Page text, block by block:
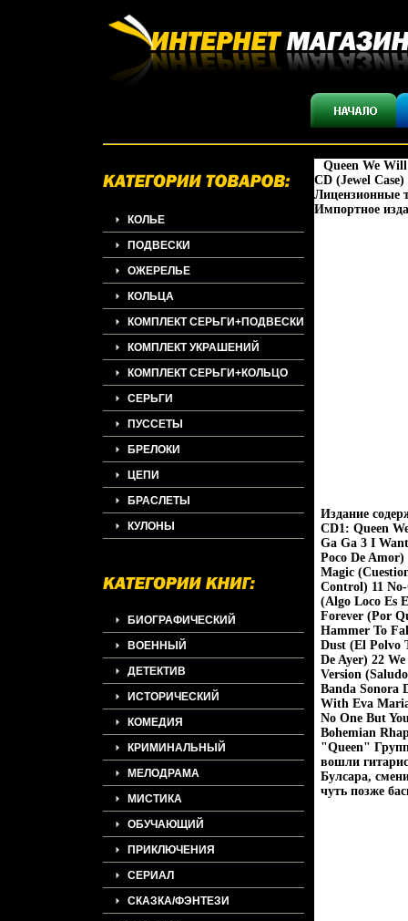
КОЛЬЕ
ПОДВЕСКИ
ОЖЕРЕЛЬЕ
КОЛЬЦА
КОМПЛЕКТ СЕРЬГИ+ПОДВЕСКИ
КОМПЛЕКТ УКРАШЕНИЙ
КОМПЛЕКТ СЕРЬГИ+КОЛЬЦО
СЕРЬГИ
ПУССЕТЫ
БРЕЛОКИ
ЦЕПИ
БРАСЛЕТЫ
КУЛОНЫ
БИОГРАФИЧЕСКИЙ
ВОЕННЫЙ
ДЕТЕКТИВ
ИСТОРИЧЕСКИЙ
КОМЕДИЯ
КРИМИНАЛЬНЫЙ
МЕЛОДРАМА
МИСТИКА
ОБУЧАЮЩИЙ
ПРИКЛЮЧЕНИЯ
СЕРИАЛ
СКАЗКА/ФЭНТЕЗИ
Queen We
CD (Jewel
Лицензионные
Импортное
Издание
CD1: Queen
Ga Ga 3 I
Poco De
Magic
Control) 11
(Algo Loco Es
Forever (Por
Hammer To
Dust (El Polvo
De Ayer) 22
Version
Banda Sonora
With Eva
No One But
Bohemian
"Queen"
вошли
Булсара,
чуть позже